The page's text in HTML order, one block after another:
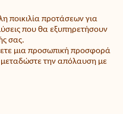
ποικιλία προτάσεων για
που θα εξυπηρετήσουν
σας.
μια προσωπική προσφορά
μεταδώστε την απόλαυση με